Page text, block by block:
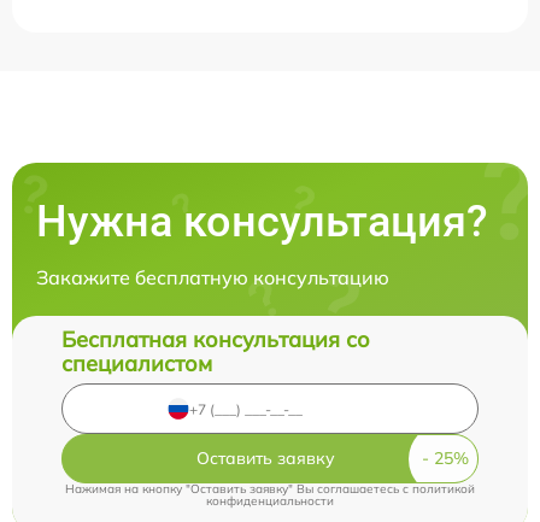
Нужна консультация?
Закажите бесплатную консультацию
Бесплатная консультация со
специалистом
Оставить заявку
Нажимая на кнопку "Оставить заявку" Вы соглашаетесь c политикой
конфиденциальности